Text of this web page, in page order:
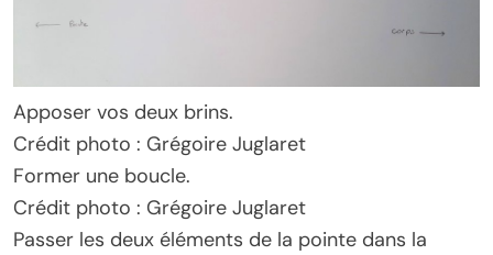
Apposer vos deux brins.
Crédit photo : Grégoire Juglaret
Former une boucle.
Crédit photo : Grégoire Juglaret
Passer les deux éléments de la pointe dans la